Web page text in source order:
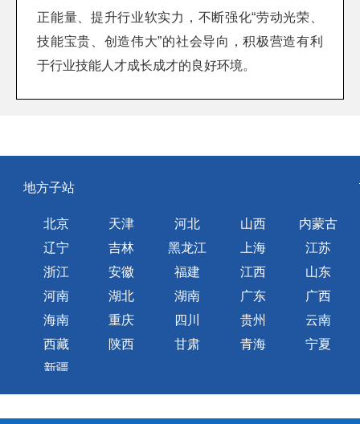
正能量、提升行业软实力，不断强化“劳动光荣、
技能宝贵、创造伟大”的社会导向，积极营造有利
于行业技能人才成长成才的良好环境。
地方子站
北京 天津 河北 山西
内蒙古
辽宁
吉林 黑龙江 上海
江苏
浙江
安徽 福建 江西
山东
河南
湖北 湖南 广东
广西
海南
重庆 四川 贵州
云南
西藏
陕西 甘肃 青海
宁夏
新疆